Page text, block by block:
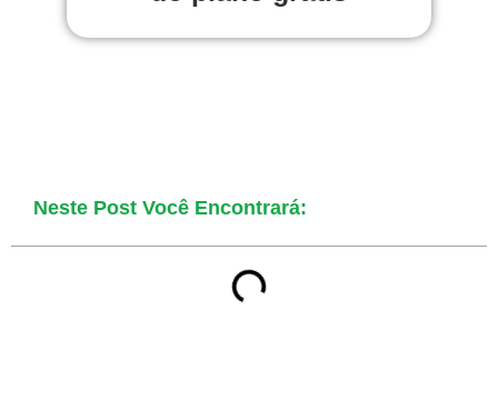
Neste Post Você Encontrará: